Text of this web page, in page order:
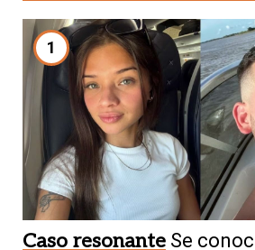
1
Caso resonante Se